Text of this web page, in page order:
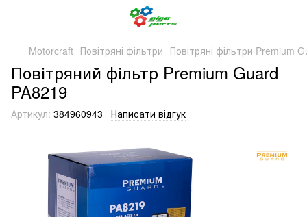
Motorcraft Повітряні фільтри Повітряні фільтри Premium
Повітряний фільтр Premium Guard
PA8219
Артикул: 384960943 Написати відгук